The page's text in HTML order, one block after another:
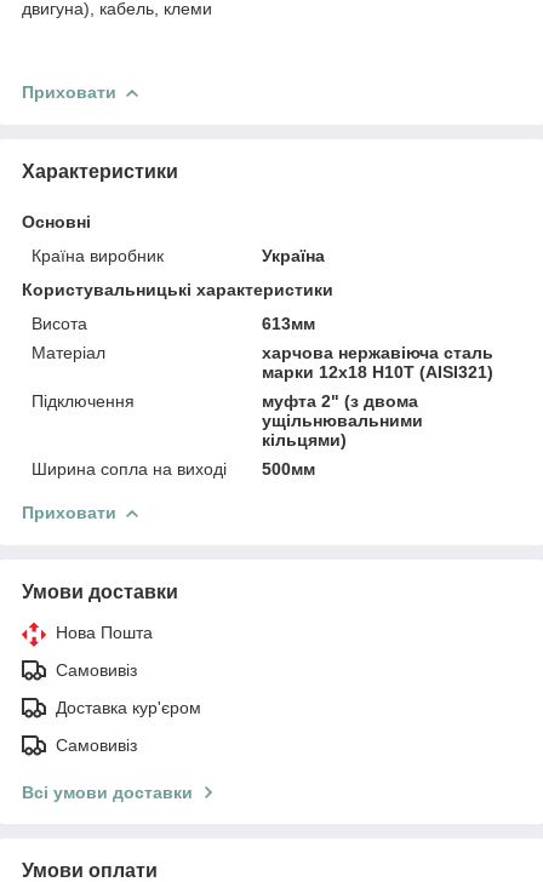
двигуна), кабель, клеми
Приховати
Характеристики
Основні
Країна виробник
Україна
Користувальницькі характеристики
Висота
613мм
Матеріал
харчова нержавіюча сталь
марки 12x18 H10T (AISI321)
Підключення
муфта 2" (з двома
ущільнювальними
кільцями)
Ширина сопла на виході
500мм
Приховати
Умови доставки
Нова Пошта
Самовивіз
Доставка кур'єром
Самовивіз
Всі умови доставки
Умови оплати